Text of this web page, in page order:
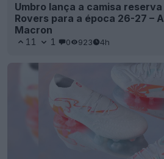
Umbro lança a camisa
Rovers para a época 26-27 –
Macron
11 1 0 923 4h